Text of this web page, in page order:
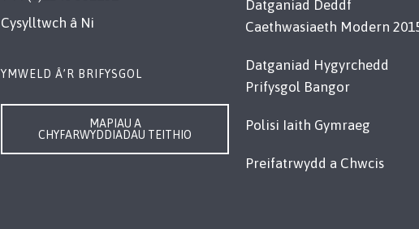
Cysylltwch â Ni
YMWELD Â’R BRIFYSGOL
MAPIAU A
CHYFARWYDDIADAU TEITHIO
Datganiad Deddf
Caethwasiaeth Modern
Datganiad Hygyrchedd
Prifysgol Bangor
Polisi Iaith Gymraeg
Preifatrwydd a Chwcis